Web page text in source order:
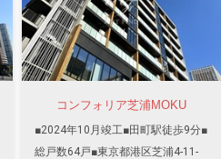
コンフォリア芝浦MOKU
■2024年10月竣工■田町駅徒歩9分■
総戸数64戸■東京都港区芝浦4-11-